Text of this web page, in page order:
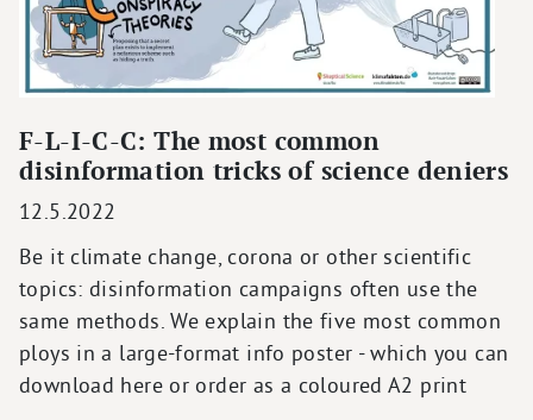
F-L-I-C-C: The most common
disinformation tricks of science deniers
12.5.2022
Be it climate change, corona or other scientific
topics: disinformation campaigns often use the
same methods. We explain the five most common
ploys in a large-format info poster - which you can
download here or order as a coloured A2 print